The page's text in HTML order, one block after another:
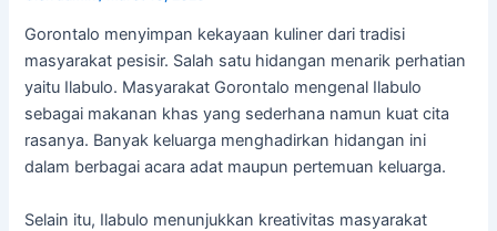
Gorontalo menyimpan kekayaan kulinerdaritradisi
masyarakat pesisir. Salah satu hidangan menarik perhatian
yaitu Ilabulo. Masyarakat Gorontalo mengenal Ilabulo
sebagai makanan khasyang sederhana namun kuatcita
rasanya. Banyak keluarga menghadirkan hidangan ini
dalam berbagaiacaraadat maupun pertemuan keluarga.
Selain itu, Ilabulo menunjukkan kreativitas masyarakat